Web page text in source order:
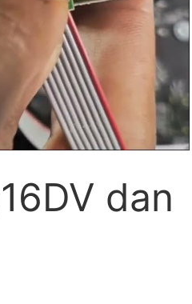
dan